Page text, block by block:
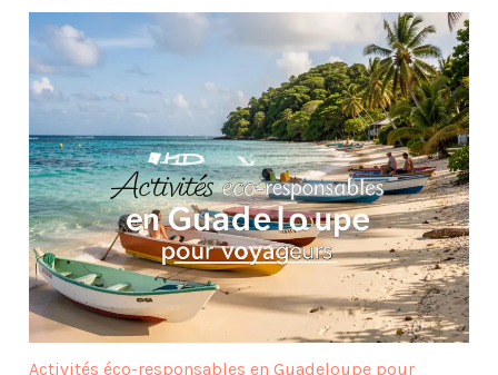
Activités éco-responsables en Guadeloupe pour